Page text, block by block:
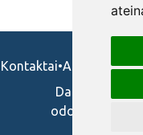
Kontaktai•Apie mus•
Darbo
odontologams,